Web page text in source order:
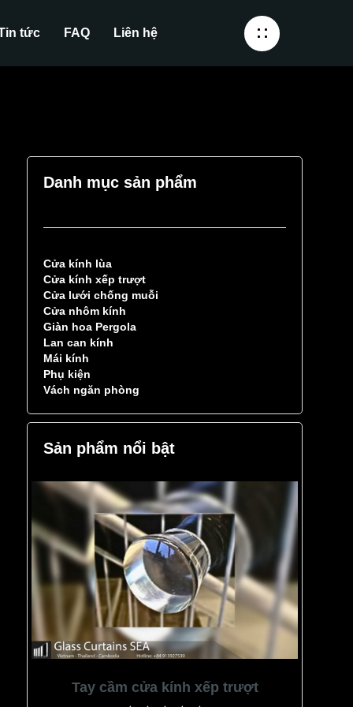
tức FAQ Liên hệ
Danh mục sản phẩm
Cửa kính lùa
Cửa kính xếp trượt
Cửa lưới chống muỗi
Cửa nhôm kính
Giàn hoa Pergola
Lan can kính
Mái kính
Phụ kiện
Vách ngăn phòng
Sản phẩm nổi bật
Tay cầm cửa kính xếp trượt